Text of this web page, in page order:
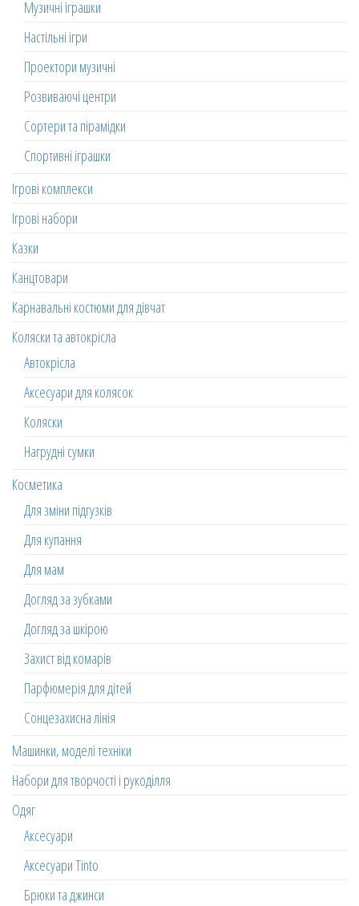
Музичні іграшки
Настільні ігри
Проектори музичні
Розвиваючі центри
Сортери та пірамідки
Спортивні іграшки
Ігрові комплекси
Ігрові набори
Казки
Канцтовари
Карнавальні костюми для дівчат
Коляски та автокрісла
Автокрісла
Аксесуари для колясок
Коляски
Нагрудні сумки
Косметика
Для зміни підгузків
Для купання
Для мам
Догляд за зубками
Догляд за шкірою
Захист від комарів
Парфюмерія для дітей
Сонцезахисна лінія
Машинки, моделі техніки
Набори для творчості і рукоділля
Одяг
Аксесуари
Аксесуари Tinto
Брюки та джинси